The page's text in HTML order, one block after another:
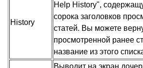
History
Help History",
сорока заголовков
статей. Вы можете
просмотренной ранее
название из этого
Выводит на экран